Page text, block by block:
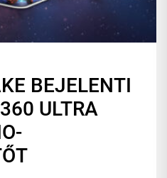
BEJELENTI
ULTRA